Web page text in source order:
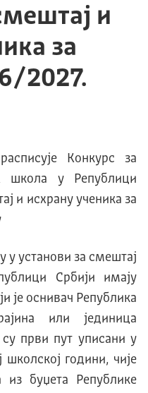
и
за
2027.
Конкурс за
школа у Републици
и исхрану ученика за
у установи за смештај
Србији имају
је оснивач Република
или јединица
први пут уписани у
школској години, чије
буџета Републике